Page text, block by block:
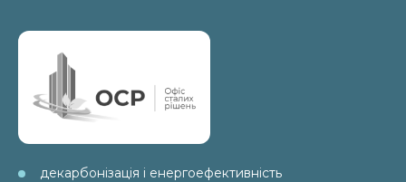
декарбонізація і енергоефективність